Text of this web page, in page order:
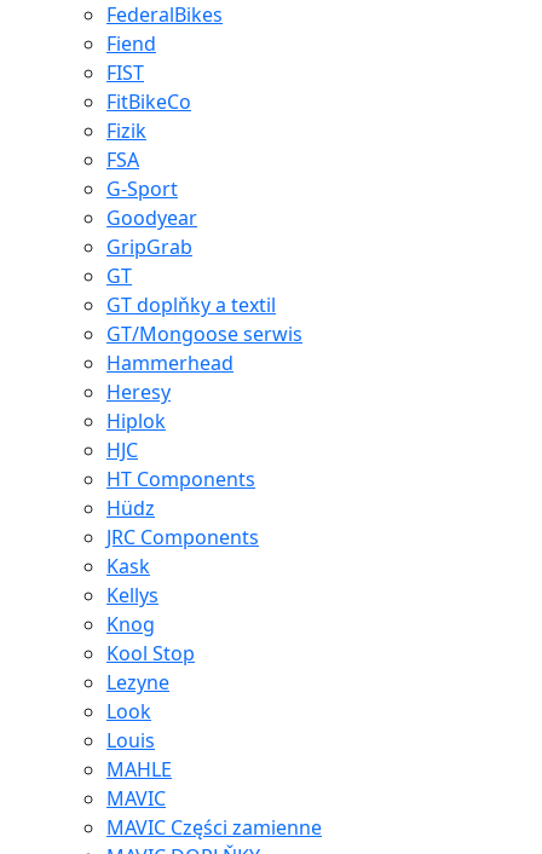
FederalBikes
Fiend
FIST
FitBikeCo
Fizik
FSA
G-Sport
Goodyear
GripGrab
GT
GT doplňky a textil
GT/Mongoose serwis
Hammerhead
Heresy
Hiplok
HJC
HT Components
Hüdz
JRC Components
Kask
Kellys
Knog
Kool Stop
Lezyne
Look
Louis
MAHLE
MAVIC
MAVIC Części zamienne